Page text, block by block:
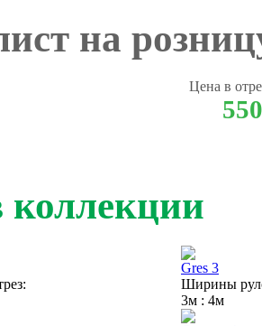
на
Цена в
550
коллекции
Gres 3
Ширины
3м : 4м